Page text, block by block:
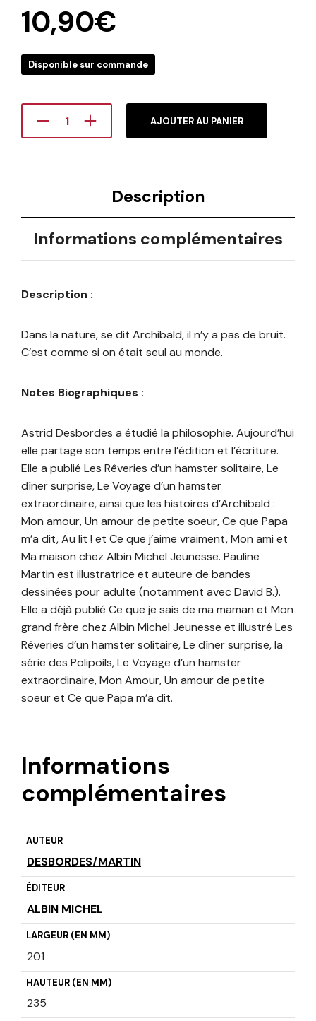
10,90€
Disponible sur commande
AJOUTER AU PANIER
Description
Informations complémentaires
Description :
Dans la nature, se dit Archibald, il n’y a pas de bruit.
C’est comme si on était seul au monde.
Notes Biographiques :
Astrid Desbordes a étudié la philosophie. Aujourd’hui
elle partage son temps entre l’édition et l’écriture.
Elle a publié Les Rêveries d’un hamster solitaire, Le
dîner surprise, Le Voyage d’un hamster
extraordinaire, ainsi que les histoires d’Archibald :
Mon amour, Un amour de petite soeur, Ce que Papa
m’a dit, Au lit ! et Ce que j’aime vraiment, Mon ami et
Ma maison chez Albin Michel Jeunesse. Pauline
Martin est illustratrice et auteure de bandes
dessinées pour adulte (notamment avec David B.).
Elle a déjà publié Ce que je sais de ma maman et Mon
grand frère chez Albin Michel Jeunesse et illustré Les
Rêveries d’un hamster solitaire, Le dîner surprise, la
série des Polipoils, Le Voyage d’un hamster
extraordinaire, Mon Amour, Un amour de petite
soeur et Ce que Papa m’a dit.
Informations
complémentaires
AUTEUR
DESBORDES/MARTIN
ÉDITEUR
ALBIN MICHEL
LARGEUR (EN MM)
201
HAUTEUR (EN MM)
235